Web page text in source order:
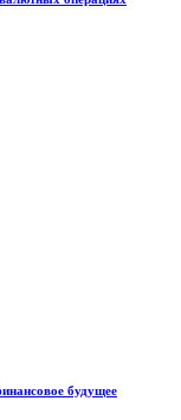
будущее